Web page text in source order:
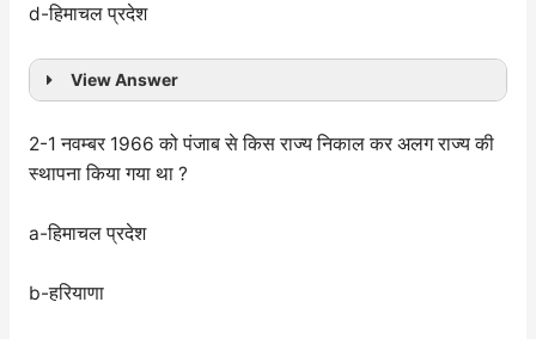
d-हिमाचल प्रदेश
View Answer
2-1 नवम्बर 1966 को पंजाब से किस राज्य निकाल कर अलग राज्य की
स्थापना किया गया था ?
a-हिमाचल प्रदेश
b-हरियाणा